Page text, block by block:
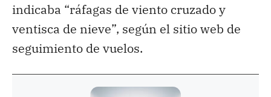
indicaba “ráfagas de viento cruzado y
ventisca de nieve”, según el sitio web de
seguimiento de vuelos.